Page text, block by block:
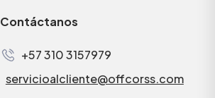
Contáctanos
+57 310 3157979
servicioalcliente@offcorss.com